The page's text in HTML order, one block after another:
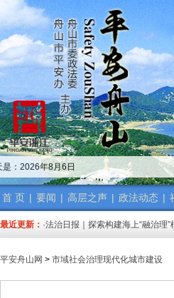
是：2026年8月6日
首 页 | 要闻 | 高层之声 | 政法动态 |
最近更新：
·中共舟山市委政法委员会招聘公告
·市委政法委机关传达学习省、市“
·市委政法工作会议召开 梁雪冬讲
·中共浙江省委常委、政法委书记
·市委政法委机关召开年度考核会
·梁雪冬带队开展春节前安全督导
·法治日报｜探索构建海上“融治理”
·2025年度市委政法委员会第一次
·中共舟山市委政法委员会招聘公告
·中共舟山市委政法委员会招聘公告
平安舟山网 > 市域社会治理现代化城市建设